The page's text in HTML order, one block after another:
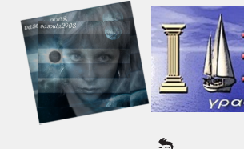
ταξίδια του νού...